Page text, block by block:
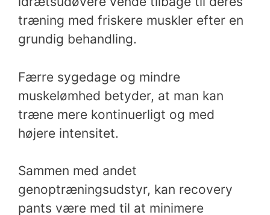
træning med friskere muskler efter en
grundig behandling.
Færre sygedage og mindre
muskelømhed betyder, at man kan
træne mere kontinuerligt og med
højere intensitet.
Sammen med andet
genoptræningsudstyr, kan recovery
pants være med til at minimere